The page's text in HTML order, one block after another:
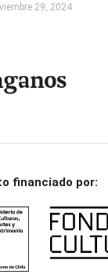
29, 2024
financiado por: